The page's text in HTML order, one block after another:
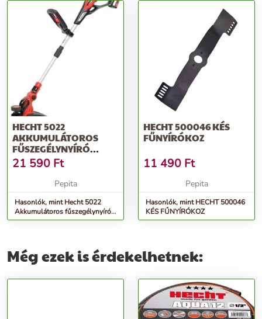
HECHT 5022
AKKUMULÁTOROS
FŰSZEGÉLYNYÍRÓ
(AKKU ÉS TÖLTŐ
NÉLKÜL)
21 590 Ft
Pepita
Hasonlók, mint Hecht 5022
Akkumulátoros fűszegélynyíró
(Akku és töltő nélkül)
HECHT 500046 KÉS
FŰNYÍRÓKOZ
11 490 Ft
Pepita
Hasonlók, mint HECHT 500046
KÉS FŰNYÍRÓKOZ
Még ezek is érdekelhetnek: